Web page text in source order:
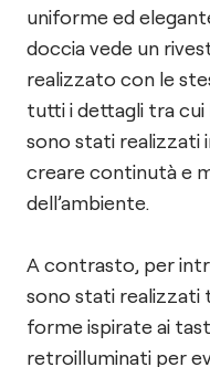
uniforme ed
doccia vede un
realizzato con le
tutti i dettagli tra cui
sono stati realizzati
creare continutà e
dell’ambiente.
A contrasto, per
sono stati realizzati
forme ispirate ai tasti
retroilluminati per